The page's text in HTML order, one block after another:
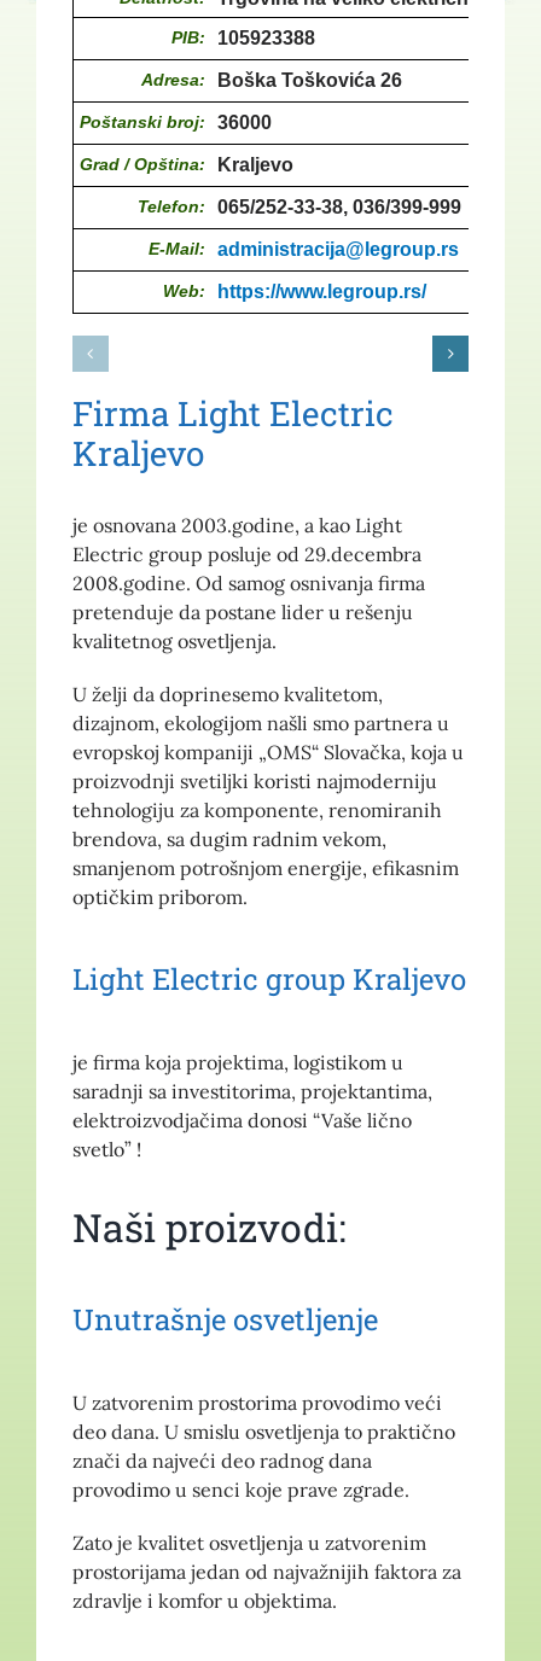
PIB: 105923388
Adresa: Boška Toškovića 26
Poštanski broj: 36000
Grad / Opština: Kraljevo
Telefon: 065/252-33-38, 036/399-999
E-Mail: administracija@legroup.rs
Web: https://www.legroup.rs/
Firma Light Electric
Kraljevo
je osnovana 2003.godine, a kao Light
Electric group posluje od 29.decembra
2008.godine. Od samog osnivanja firma
pretenduje da postane lider u rešenju
kvalitetnog osvetljenja.
U želji da doprinesemo kvalitetom,
dizajnom, ekologijom našli smo partnera u
evropskoj kompaniji „OMS“ Slovačka, koja u
proizvodnji svetiljki koristi najmoderniju
tehnologiju za komponente, renomiranih
brendova, sa dugim radnim vekom,
smanjenom potrošnjom energije, efikasnim
optičkim priborom.
Light Electric group Kraljevo
je firma koja projektima, logistikom u
saradnji sa investitorima, projektantima,
elektroizvodjačima donosi “Vaše lično
svetlo” !
Naši proizvodi:
Unutrašnje osvetljenje
U zatvorenim prostorima provodimo veći
deo dana. U smislu osvetljenja to praktično
znači da najveći deo radnog dana
provodimo u senci koje prave zgrade.
Zato je kvalitet osvetljenja u zatvorenim
prostorijama jedan od najvažnijih faktora za
zdravlje i komfor u objektima.